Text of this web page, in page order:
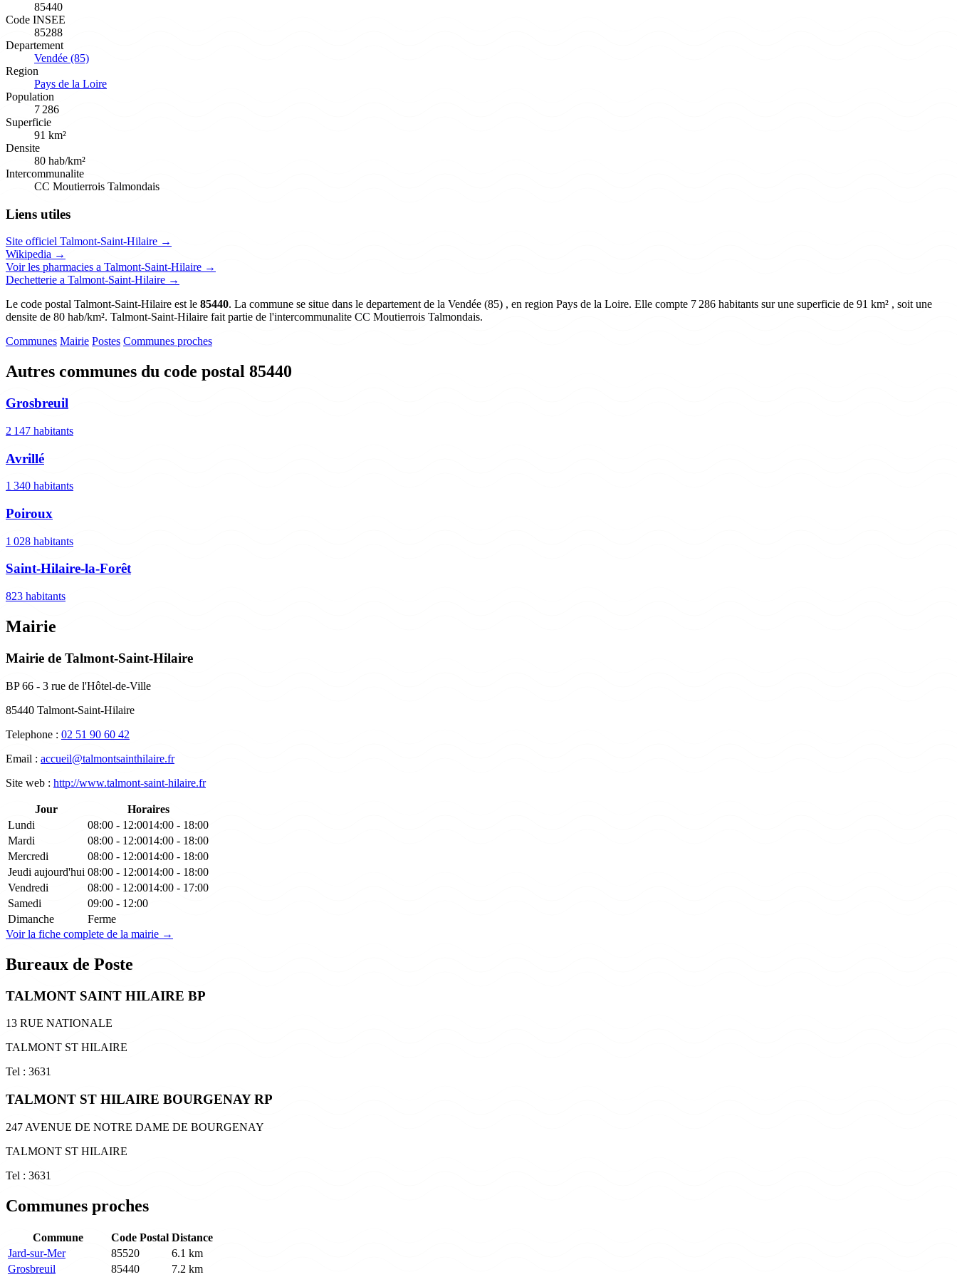
85440
Code INSEE
85288
Departement
Vendée (85)
Region
Pays de la Loire
Population
7 286
Superficie
91 km²
Densite
80 hab/km²
Intercommunalite
CC Moutierrois Talmondais
Liens utiles
Site officiel Talmont-Saint-Hilaire →
Wikipedia →
Voir les pharmacies a Talmont-Saint-Hilaire →
Dechetterie a Talmont-Saint-Hilaire →
Le code postal Talmont-Saint-Hilaire est le 85440. La commune se situe dans le departement de la Vendée (85) , en region Pays de la Loire. Elle compte 7 286 habitants sur une superficie de 91 km² , soit une
densite de 80 hab/km². Talmont-Saint-Hilaire fait partie de l'intercommunalite CC Moutierrois Talmondais.
Communes Mairie Postes Communes proches
Autres communes du code postal 85440
Grosbreuil
2 147 habitants
Avrillé
1 340 habitants
Poiroux
1 028 habitants
Saint-Hilaire-la-Forêt
823 habitants
Mairie
Mairie de Talmont-Saint-Hilaire
BP 66 - 3 rue de l'Hôtel-de-Ville
85440 Talmont-Saint-Hilaire
Telephone : 02 51 90 60 42
Email : accueil@talmontsainthilaire.fr
Site web : http://www.talmont-saint-hilaire.fr
Jour
Horaires
Lundi
08:00 - 12:0014:00 - 18:00
Mardi
08:00 - 12:0014:00 - 18:00
Mercredi
08:00 - 12:0014:00 - 18:00
Jeudi aujourd'hui 08:00 - 12:0014:00 - 18:00
Vendredi
08:00 - 12:0014:00 - 17:00
Samedi
09:00 - 12:00
Dimanche
Ferme
Voir la fiche complete de la mairie →
Bureaux de Poste
TALMONT SAINT HILAIRE BP
13 RUE NATIONALE
TALMONT ST HILAIRE
Tel : 3631
TALMONT ST HILAIRE BOURGENAY RP
247 AVENUE DE NOTRE DAME DE BOURGENAY
TALMONT ST HILAIRE
Tel : 3631
Communes proches
Commune Code Postal Distance
Jard-sur-Mer
85520
6.1 km
Grosbreuil
85440 7.2 km